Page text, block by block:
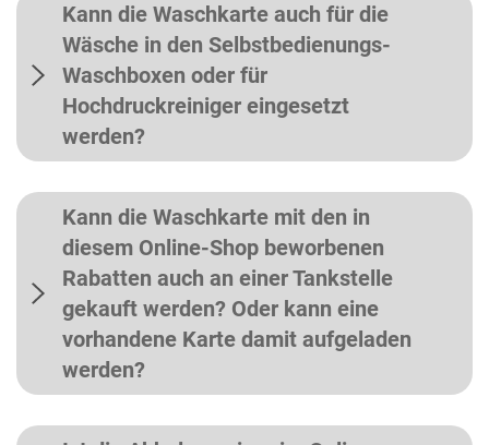
Kann die Waschkarte auch für die
Wäsche in den Selbstbedienungs-
Waschboxen oder für
Hochdruckreiniger eingesetzt
werden?
Kann die Waschkarte mit den in
diesem Online-Shop beworbenen
Rabatten auch an einer Tankstelle
gekauft werden? Oder kann eine
vorhandene Karte damit aufgeladen
werden?